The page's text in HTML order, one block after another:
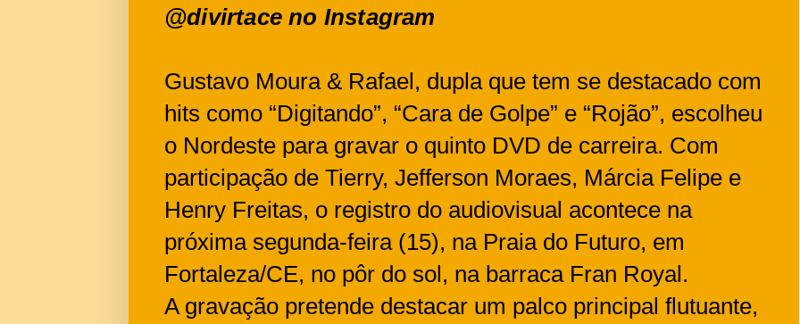
@divirtace no Instagram
Gustavo Moura & Rafael, dupla que tem se destacado com
hits como “Digitando”, “Cara de Golpe” e “Rojão”, escolheu
o Nordeste para gravar o quinto DVD de carreira. Com
participação de Tierry, Jefferson Moraes, Márcia Felipe e
Henry Freitas, o registro do audiovisual acontece na
próxima segunda-feira (15), na Praia do Futuro, em
Fortaleza/CE, no pôr do sol, na barraca Fran Royal.
A gravação pretende destacar um palco principal flutuante,